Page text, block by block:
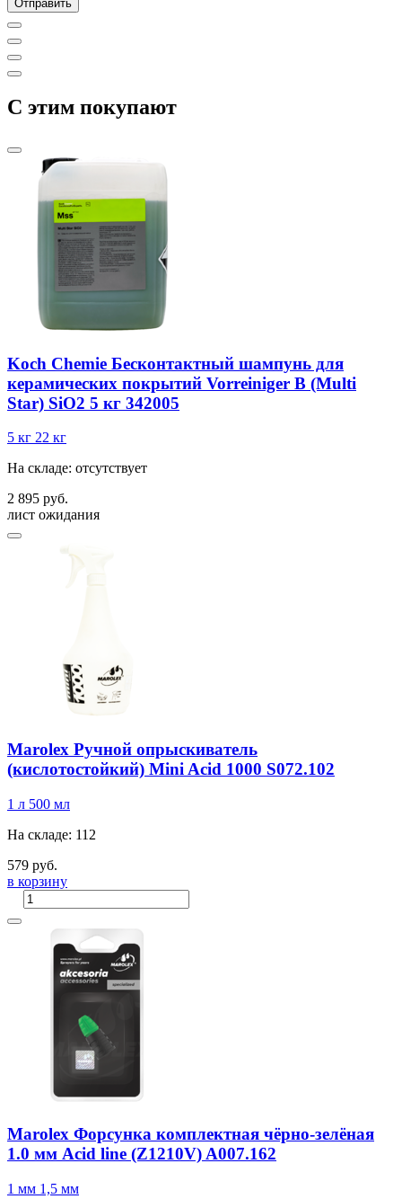
C этим покупают
Koch Chemie Бесконтактный шампунь для
керамических покрытий Vorreiniger B (Multi
Star) SiО2 5 кг 342005
5 кг 22 кг
На складе: отсутствует
2 895 руб.
лист ожидания
Marolex Ручной опрыскиватель
(кислотостойкий) Mini Acid 1000 S072.102
1 л 500 мл
На складе: 112
579 руб.
в корзину
Marolex Форсунка комплектная чёрно-зелёная
1.0 мм Acid line (Z1210V) A007.162
1 мм 1,5 мм